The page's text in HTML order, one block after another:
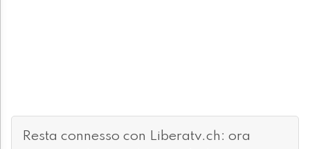
Resta connesso con Liberatv.ch: ora